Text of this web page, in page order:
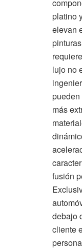
platino
elevan
lujo no
más
fusión
debajo
cliente